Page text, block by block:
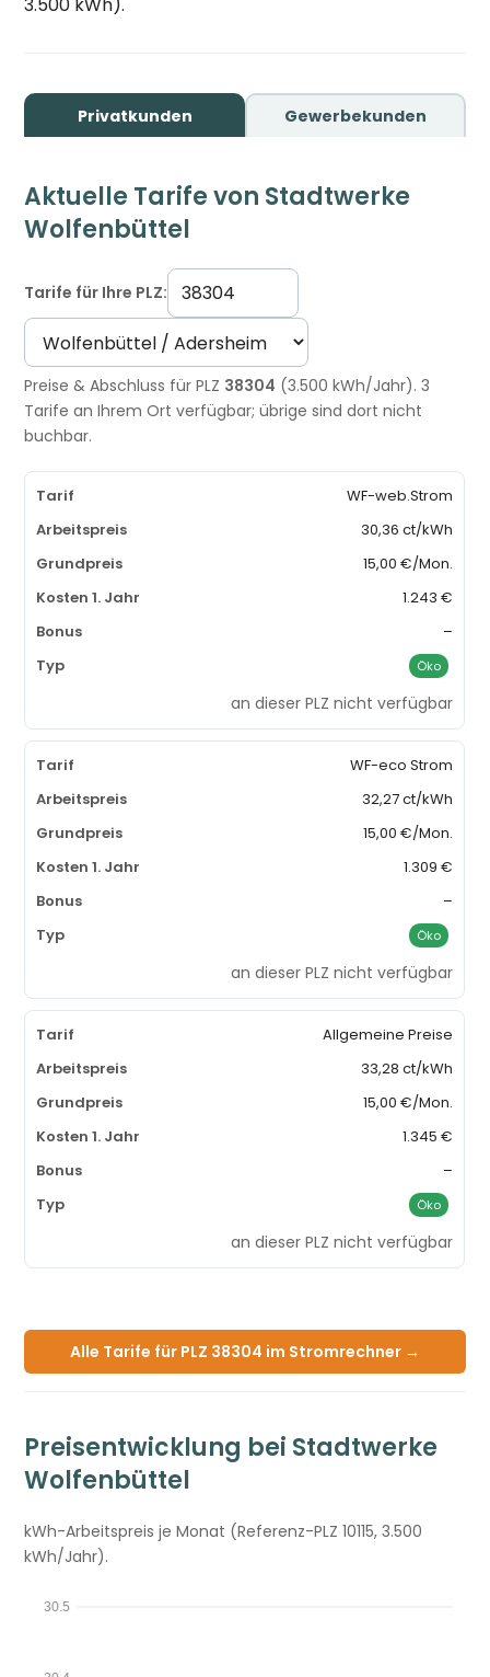
Privatkunden Gewerbekunden
Aktuelle Tarife von Stadtwerke
Wolfenbüttel
Tarife für Ihre PLZ:
Preise & Abschluss für PLZ 38304 (3.500 kWh/Jahr). 3
Tarife an Ihrem Ort verfügbar; übrige sind dort nicht
buchbar.
WF-web.Strom
30,36 ct/kWh
15,00 €/Mon.
1.243 €
–
Öko
an dieser PLZ nicht verfügbar
WF-eco Strom
32,27 ct/kWh
15,00 €/Mon.
1.309 €
–
Öko
an dieser PLZ nicht verfügbar
Allgemeine Preise
33,28 ct/kWh
15,00 €/Mon.
1.345 €
–
Öko
an dieser PLZ nicht verfügbar
Alle Tarife für PLZ 38304 im Stromrechner →
Preisentwicklung bei Stadtwerke
Wolfenbüttel
kWh-Arbeitspreis je Monat (Referenz-PLZ 10115, 3.500
kWh/Jahr).